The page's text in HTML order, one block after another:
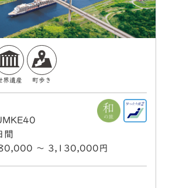
界遺産 町歩き
間
〜 3,130,000円